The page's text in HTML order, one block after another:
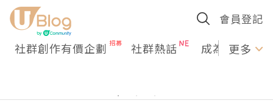
會員登記
社群創作有價企劃 社群熱話 成為U更多